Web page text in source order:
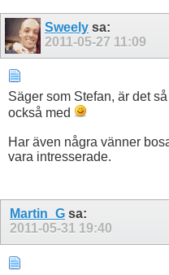
Sweely sa:
2011-05-27 11:09
Säger som Stefan, är det
också med
Har även några vänner
vara intresserade.
Martin_G sa:
2011-05-31 19:40